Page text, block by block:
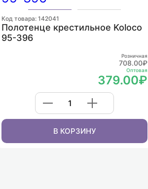
Код товара: 142041
Полотенце крестильное Koloco
95-396
Оптовая
379.00₽
Розничная
708.00₽
В КОРЗИНУ